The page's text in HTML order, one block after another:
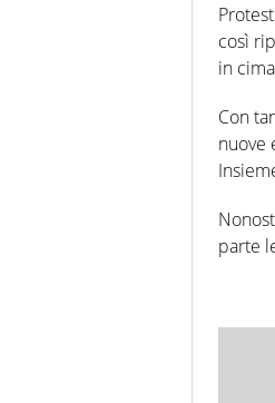
così
in
Con
nuove
parte